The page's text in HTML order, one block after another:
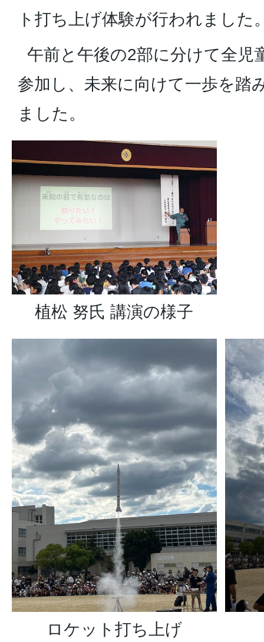
ト打ち上げ体験が行われました
午前と午後の2部に分けて全児
参加し、未来に向けて一歩を踏
ました。
植松 努氏 講演の様子
ロケット打ち上げ